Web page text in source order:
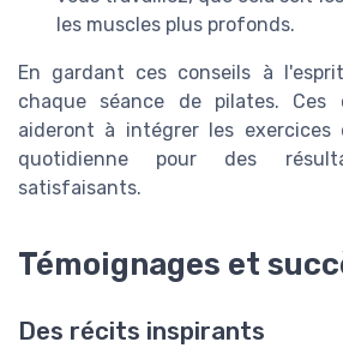
les muscles plus profonds.
En gardant ces conseils à
chaque séance de pilates. Ces
aideront à intégrer les exercices
quotidienne pour des
satisfaisants.
Témoignages et
Des récits inspirants